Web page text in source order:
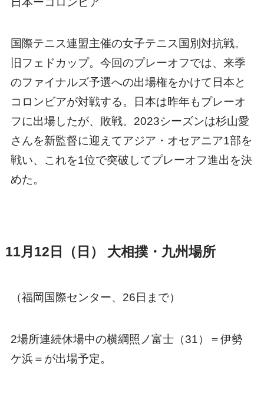
国際テニス連盟主催の女子テニス国別対抗戦。
旧フェドカップ。今回のプレーオフでは、来季
のファイナルズ予選への出場権をかけて日本と
コロンビアが対戦する。日本は昨年もプレーオ
フに出場したが、敗戦。2023シーズンは杉山愛
さんを新監督に迎えてアジア・オセアニア1部を
戦い、これを1位で突破してプレーオフ進出を決
めた。
11月12日（日） 大相撲・九州場所
（福岡国際センター、26日まで）
2場所連続休場中の横綱照ノ富士（31）＝伊勢
ケ浜＝が出場予定。